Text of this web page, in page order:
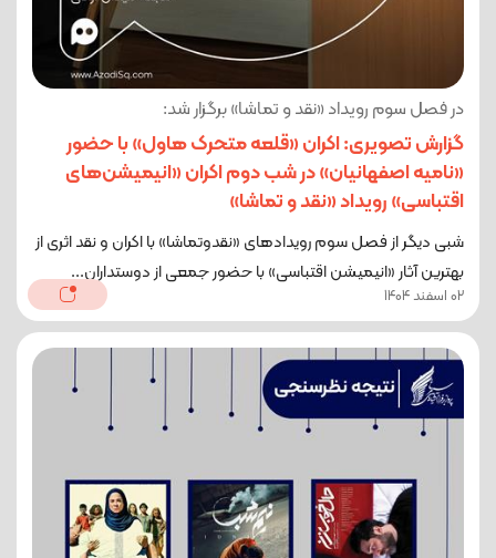
در فصل سوم رویداد «نقد و تماشا» برگزار شد:
گزارش تصویری: اکران «قلعه متحرک هاول» با حضور
«نامیه اصفهانیان» در شب دوم اکران «انیمیشن‌های
اقتباسی» رویداد «نقد و تماشا»
شبی دیگر از فصل سوم رویدادهای «نقدوتماشا» با اکران و نقد اثری از
بهترین آثار «انیمیشن اقتباسی» با حضور جمعی از دوستداران...
02 اسفند 1404